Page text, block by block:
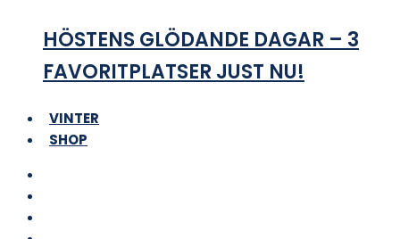
HÖSTENS GLÖDANDE DAGAR – 3
FAVORITPLATSER JUST NU!
VINTER
SHOP